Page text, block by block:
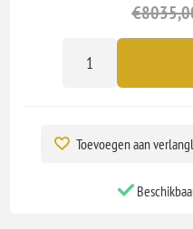
Toevoegen aan